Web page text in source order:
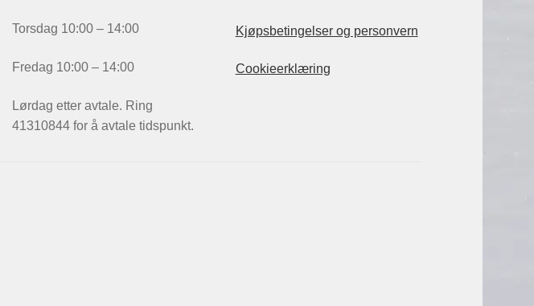
Torsdag 10:00 – 14:00
Fredag 10:00 – 14:00
Lørdag etter avtale. Ring
41310844 for å avtale tidspunkt.
Kjøpsbetingelser og personvern
Cookieerklæring